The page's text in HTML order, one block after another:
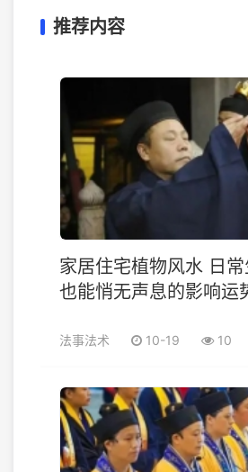
推荐内容
家居住宅植物风水 日
也能悄无声息的影响运
法事法术 10-19 10